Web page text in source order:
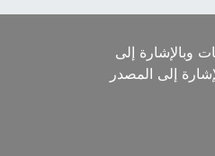
وبالإشارة إلى
إلى المصدر